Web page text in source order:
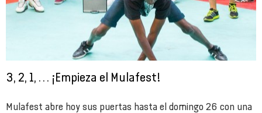
3, 2, 1, … ¡Empieza el Mulafest!
Mulafest abre hoy sus puertas hasta el domingo 26 con una